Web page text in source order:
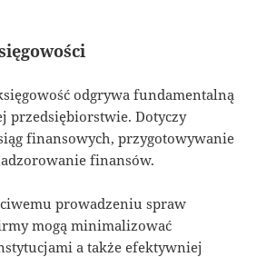
odgrywa fundamentalną
przedsiębiorstwie. Dotyczy
finansowych, przygotowywanie
finansów.
prowadzeniu spraw
mogą minimalizować
a także efektywniej